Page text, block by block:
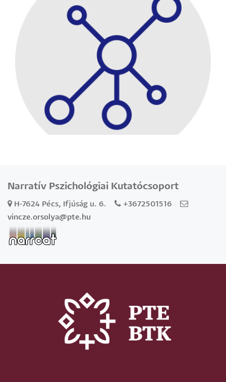
Narratív Pszichológiai Kutatócsoport
H-7624 Pécs, Ifjúság u. 6.
+3672501516
vincze.orsolya@pte.hu